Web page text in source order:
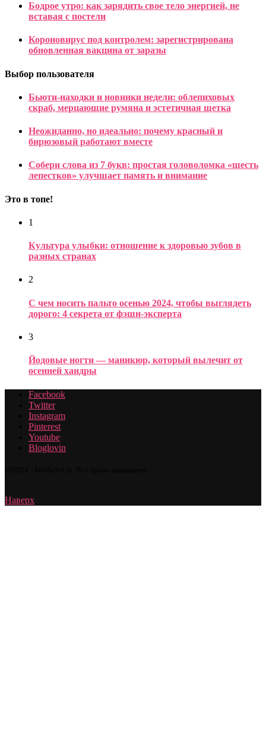
Бодрое утро: как зарядить свое тело энергией, не
вставая с постели
Короновирус под контролем: зарегистрирована
обновленная вакцина от заразы
Выбор пользователя
Бьюти-находки и новинки недели: облепиховых
скраб, мерцающие румяна и эстетичная щетка
Неожиданно, но идеально: почему красный и
бирюзовый работают вместе
Собери слова из 7 букв: простая головоломка «шесть
лепестков» улучшает память и внимание
Это в топе!
1
Культура улыбки: отношение к здоровью зубов в
разных странах
2
С чем носить пальто осенью 2024, чтобы выглядеть
дорого: 4 секрета от фэшн-эксперта
3
Йодовые ногти — маникюр, который вылечит от
осенней хандры
Facebook
Twitter
Instagram
Pinterest
Youtube
Bloglovin
Наверх